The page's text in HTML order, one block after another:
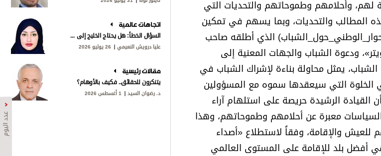
عدد اليوم
لهم، وأحلامهم وطموحاتهم والتحديات التي
المطالب والتحديات، وبما يسهم في تمكين
الذي أطلقه صاحب
ودعوة الشباب والجهات المعنية إلى
يمثل محاولة بناءة لإشراك الشباب في
الخلوة التي سيعقدها سموه مع المسؤولين
الرشيدة حريصة على استلهام آراء
معبرة عن أحلامهم وطموحاتهم، وهذا
للعيش والإقامة، وفقاً لاستطلاع «أصداء
أفضل بلد للإقامة على المستوى العالمي
اتجاهات عالمية
السؤال الخطأ: هل يحتاج الخليج إلى «ناتو»؟
عليا درويش النعيمي 26 يوليو 2026
مقالات رئيسية
يتنكرون للحقائق.. فكيف بالأوهام؟
د. رضوان السيد 1 أغسطس 2026